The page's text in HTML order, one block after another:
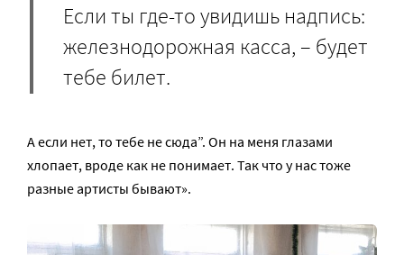
Если ты где-то увидишь надпись:
железнодорожная касса, – будет
тебе билет.
А если нет, то тебе не сюда”. Он на меня глазами
хлопает, вроде как не понимает. Так что у нас тоже
разные артисты бывают».